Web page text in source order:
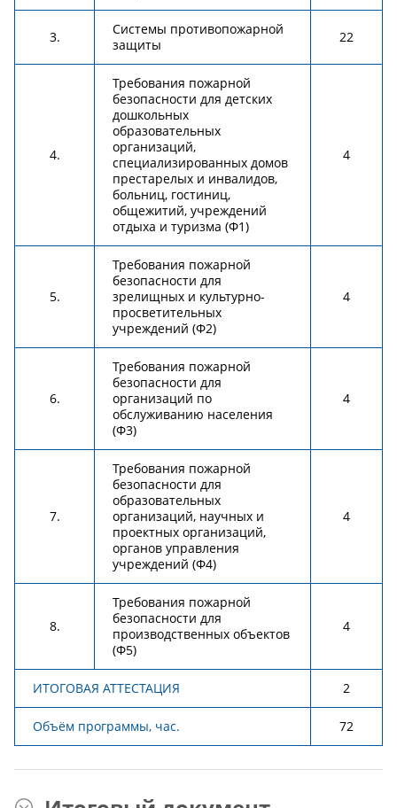
3.
Системы противопожарной
защиты
22
4.
Требования пожарной
безопасности для детских
дошкольных
образовательных
организаций,
специализированных домов
престарелых и инвалидов,
больниц, гостиниц,
общежитий, учреждений
отдыха и туризма (Ф1)
4
5.
Требования пожарной
безопасности для
зрелищных и культурно-
просветительных
учреждений (Ф2)
4
6.
Требования пожарной
безопасности для
организаций по
обслуживанию населения
(Ф3)
4
7.
Требования пожарной
безопасности для
образовательных
организаций, научных и
проектных организаций,
органов управления
учреждений (Ф4)
4
8.
Требования пожарной
безопасности для
производственных объектов
(Ф5)
4
ИТОГОВАЯ АТТЕСТАЦИЯ 2
Объём программы, час. 72